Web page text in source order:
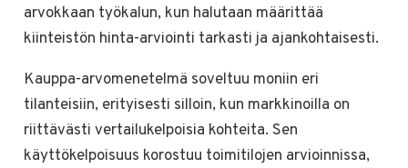
arvokkaan työkalun, kun halutaan määrittää
kiinteistön hinta-arviointi tarkasti ja ajankohtaisesti.
Kauppa-arvomenetelmä soveltuu moniin eri
tilanteisiin, erityisesti silloin, kun markkinoilla on
riittävästi vertailukelpoisia kohteita. Sen
käyttökelpoisuus korostuu toimitilojen arvioinnissa,